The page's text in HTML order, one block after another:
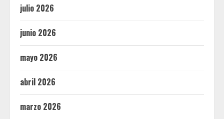
julio 2026
junio 2026
mayo 2026
abril 2026
marzo 2026